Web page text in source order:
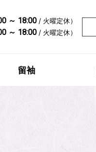
～ 18:00 / 火曜定休）
～ 18:00 / 火曜定休）
留袖